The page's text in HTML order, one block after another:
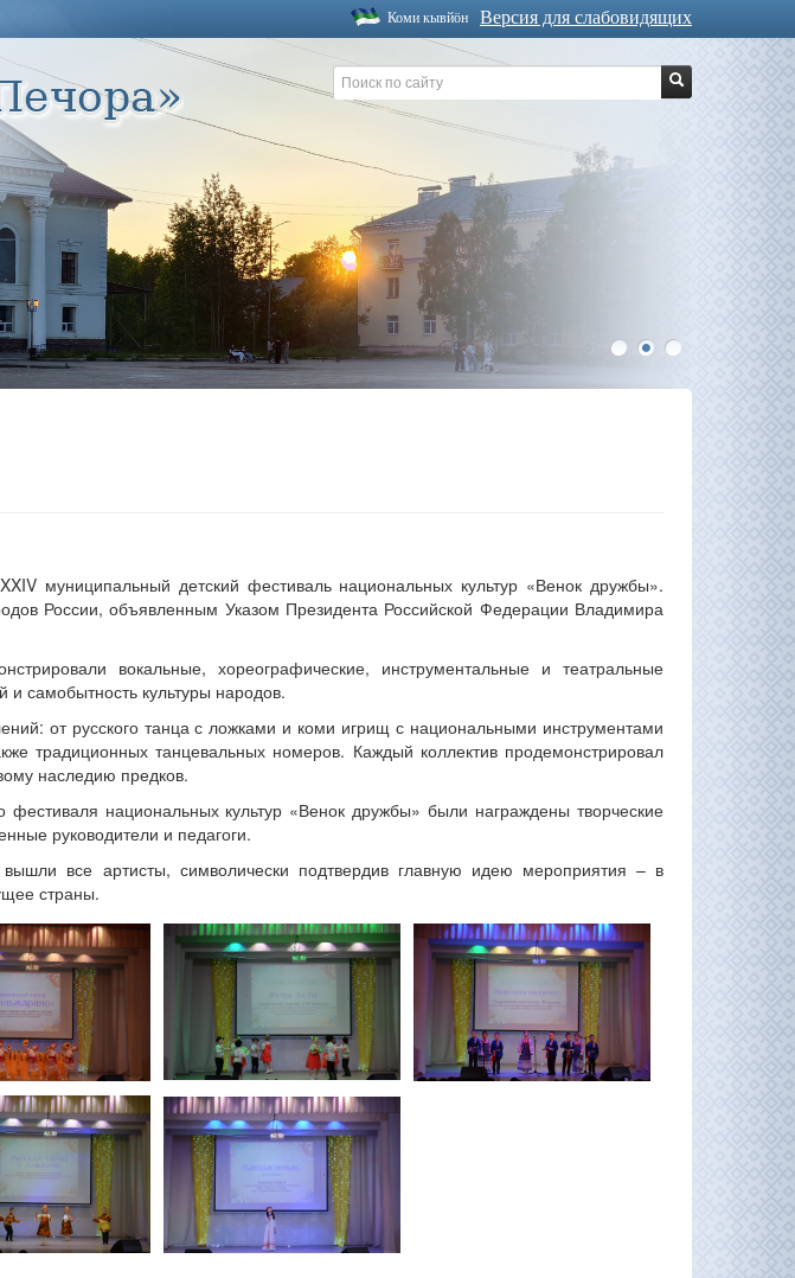
Версия для слабовидящих
Коми кывйöн
1 2 3
муниципальный детский фестиваль национальных культур «Венок дружбы».
России, объявленным Указом Президента Российской Федерации Владимира
вокальные, хореографические, инструментальные и театральные
и самобытность культуры народов.
от русского танца с ложками и коми игрищ с национальными инструментами
традиционных танцевальных номеров. Каждый коллектив продемонстрировал
наследию предков.
фестиваля национальных культур «Венок дружбы» были награждены творческие
руководители и педагоги.
все артисты, символически подтвердив главную идею мероприятия – в
страны.